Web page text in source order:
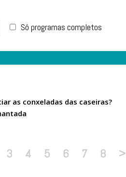
Só programas completos
as conxeladas das caseiras?
3 4 5 6 7 8 >